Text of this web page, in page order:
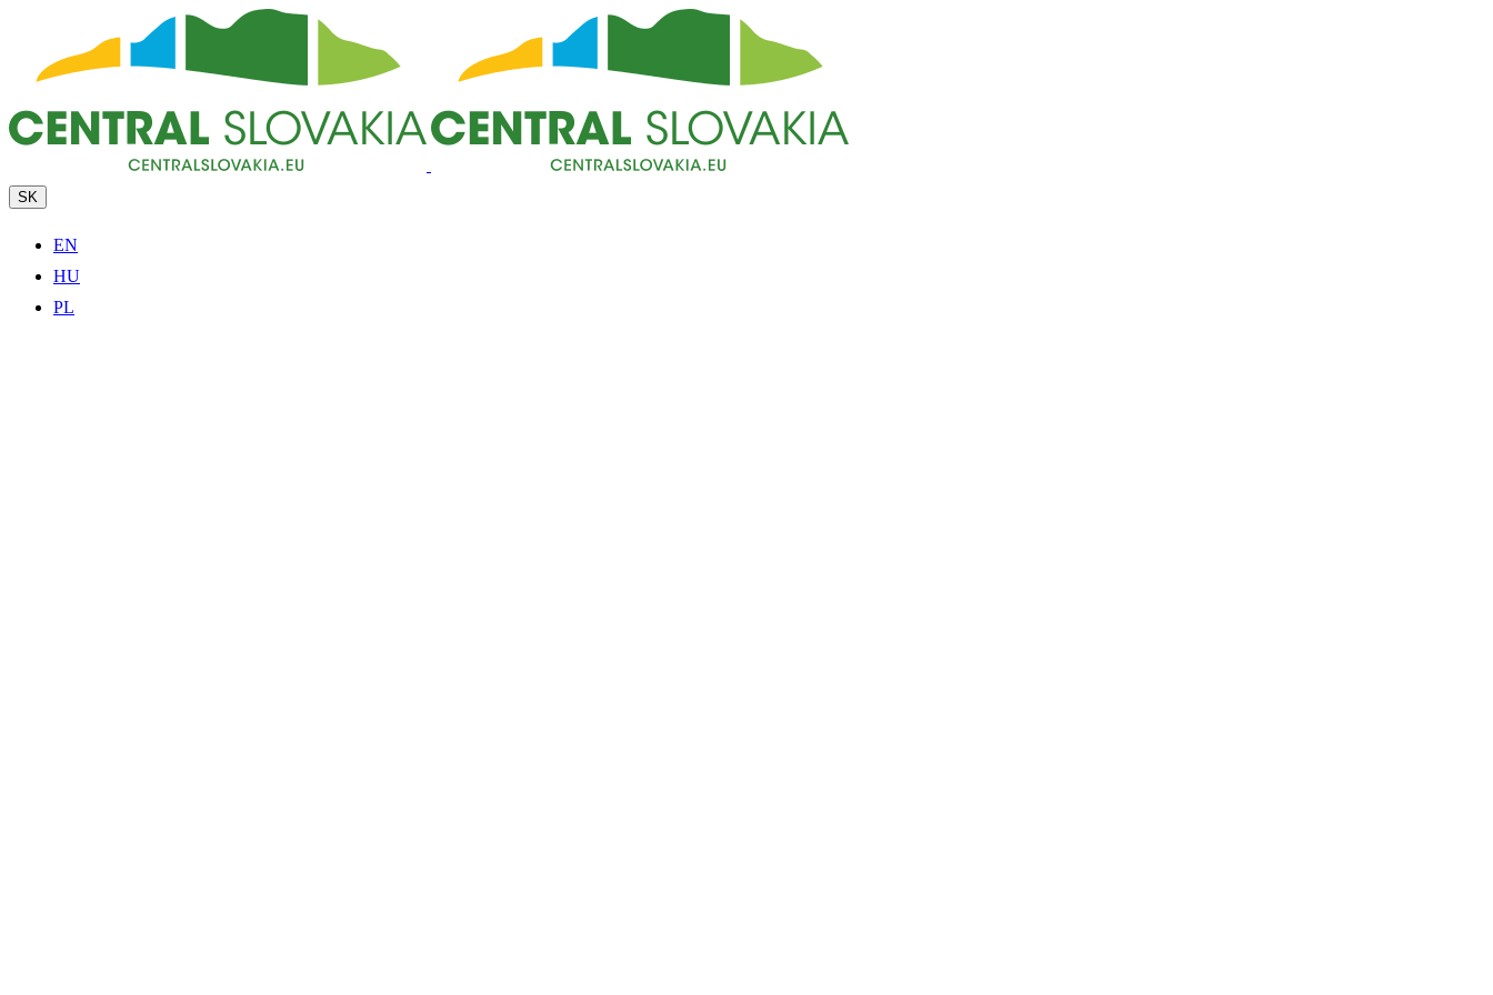
SK
EN
HU
PL